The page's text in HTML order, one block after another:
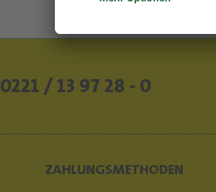
0221 / 13 97 28 - 0
ZAHLUNGSMETHODEN